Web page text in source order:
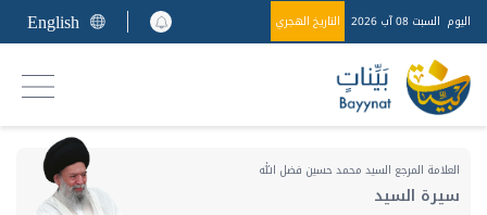
اليوم السبت 08 آب 2026 التاريخ الهجري English
العلامة المرجع السيد محمد حسين فضل الله
سيرة السيد